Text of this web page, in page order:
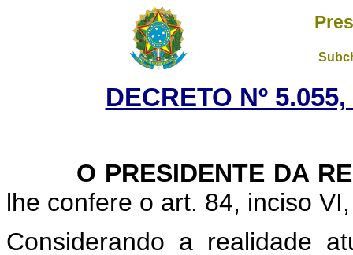
DECRETO Nº
O PRESIDENTE DA
lhe confere o art. 84, inciso
Considerando a realidade